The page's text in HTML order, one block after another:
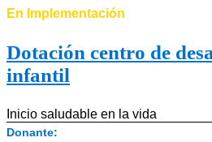
En Implementación
Dotación centro de
infantil
Inicio saludable en la vida
Donante: